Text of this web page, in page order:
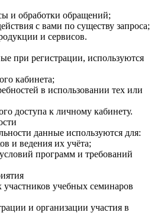
и обработки обращений;
с вами по существу запроса;
и сервисов.
при регистрации, используются
кабинета;
в использовании тех или
доступа к личному кабинету.
данные используются для:
и ведения их учёта;
программ и требований
учебных семинаров
и организации участия в